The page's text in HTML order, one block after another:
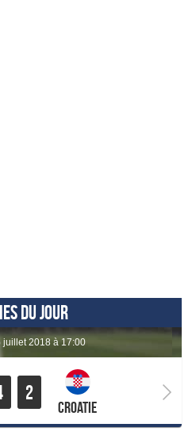
DU JOUR
juillet 2018 à 17:00
2
Croatie